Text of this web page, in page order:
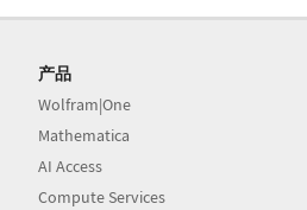
产品
Wolfram|One
Mathematica
AI Access
Compute Services